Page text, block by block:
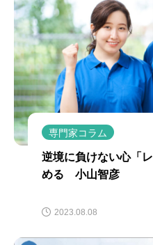
専門家コラム
逆境に負けない心「
める 小山智彦
2023.08.08